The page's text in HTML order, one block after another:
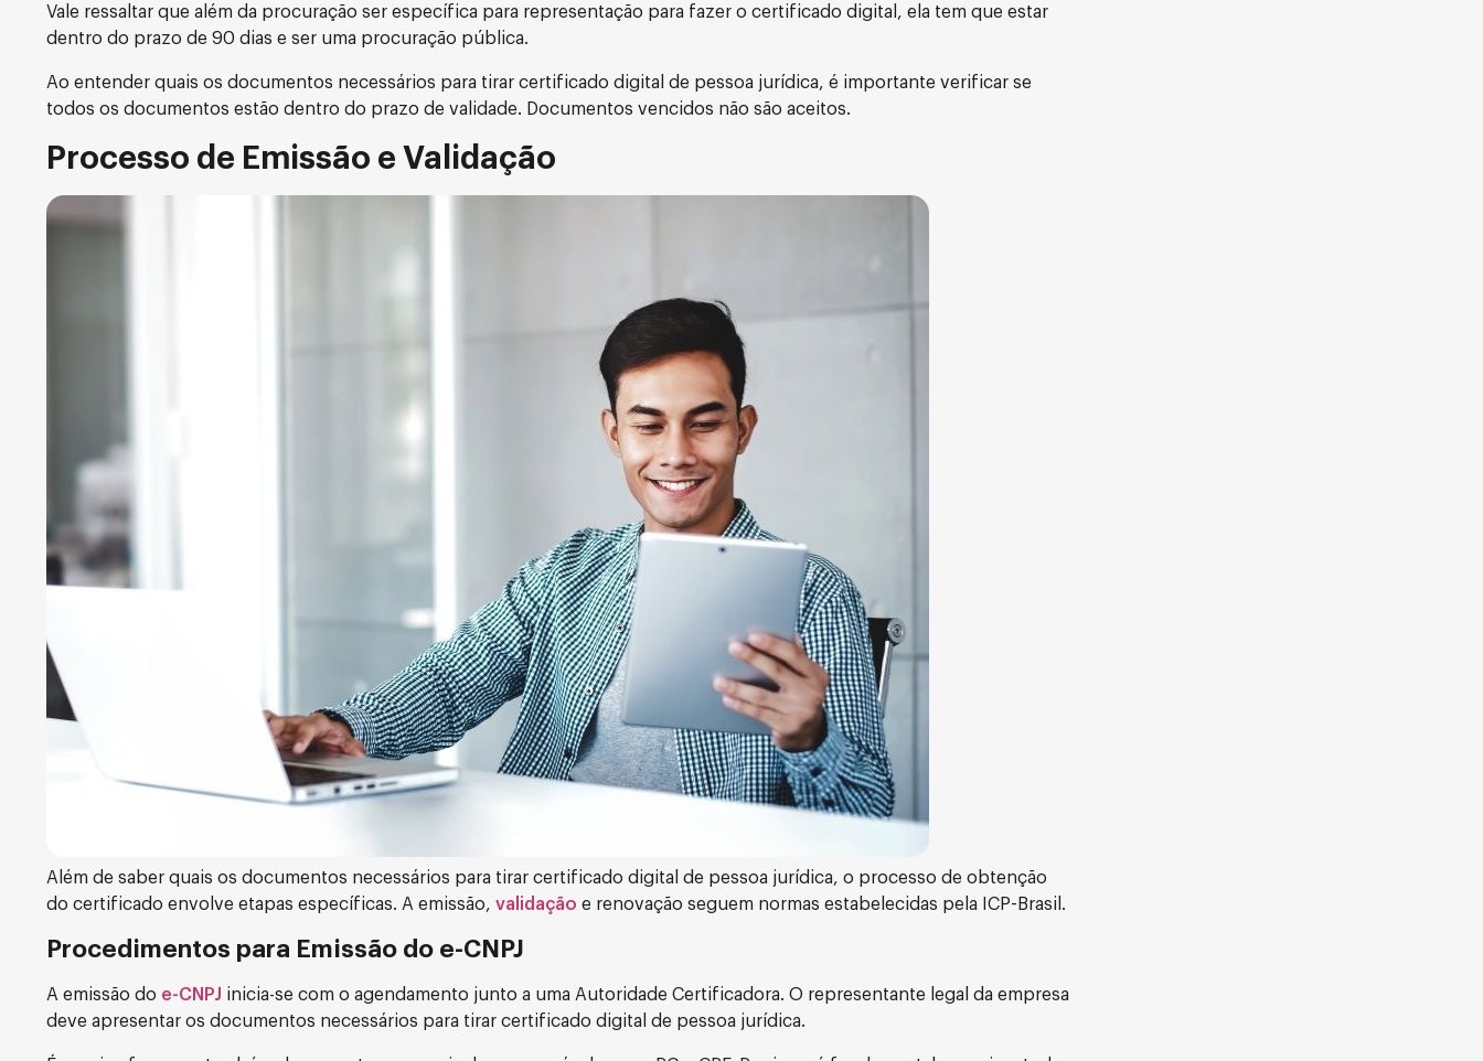
Vale ressaltar que além da procuração ser específica para representação para fazer o certificado digital, ela tem que estar
dentro do prazo de 90 dias e ser uma procuração pública.
Ao entender quais os documentos necessários para tirar certificado digital de pessoa jurídica, é importante verificar se
todos os documentos estão dentro do prazo de validade. Documentos vencidos não são aceitos.
Processo de Emissão e Validação
Além de saber quais os documentos necessários para tirar certificado digital de pessoa jurídica, o processo de obtenção
do certificado envolve etapas específicas. A emissão, validação e renovação seguem normas estabelecidas pela ICP-Brasil.
Procedimentos para Emissão do e-CNPJ
A emissão do e-CNPJ inicia-se com o agendamento junto a uma Autoridade Certificadora. O representante legal da empresa
deve apresentar os documentos necessários para tirar certificado digital de pessoa jurídica.